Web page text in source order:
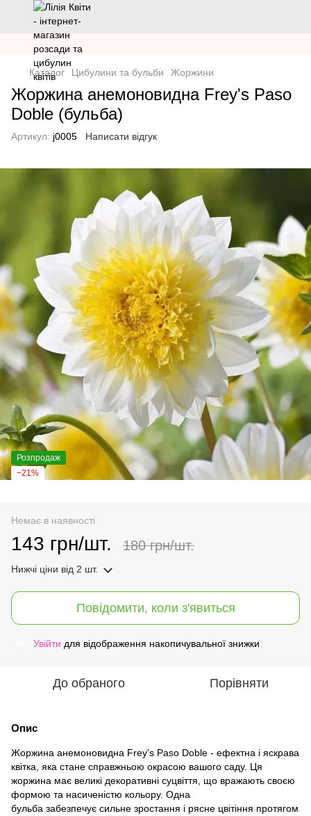
Каталог Цибулини та бульби Жоржини
Жоржина анемоновидна Frey's Paso
Doble (бульба)
Артикул: j0005 Написати відгук
Розпродаж
−21%
Немає в наявності
143 грн/шт. 180 грн/шт.
Нижчі ціни від 2 шт.
Повідомити, коли з'явиться
Увійти для відображення накопичувальної знижки
До обраного Порівняти
Опис
Жоржина анемоновидна Frey's Paso Doble - ефектна і яскрава
квітка, яка стане справжньою окрасою вашого саду. Ця
жоржина має великі декоративні суцвіття, що вражають своєю
формою та насиченістю кольору. Одна
бульба забезпечує сильне зростання і рясне цвітіння протягом